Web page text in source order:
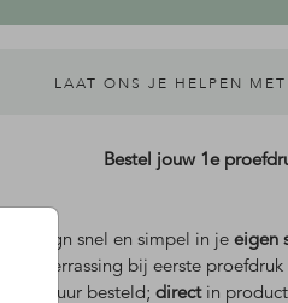
LAAT ONS JE HELPEN
Bestel jouw 1e
Dit design snel en simpel in je eigen
verrassing bij eerste proefdruk
Voor 18 uur besteld; directin